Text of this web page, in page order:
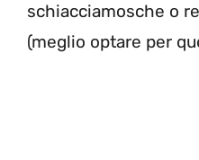
schiacciamosche o
(meglio optare per